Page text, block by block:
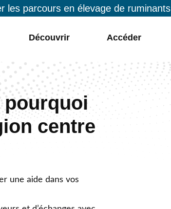
les parcours en élevage de ruminants
Découvrir Accéder
pourquoi
centre
une aide dans vos